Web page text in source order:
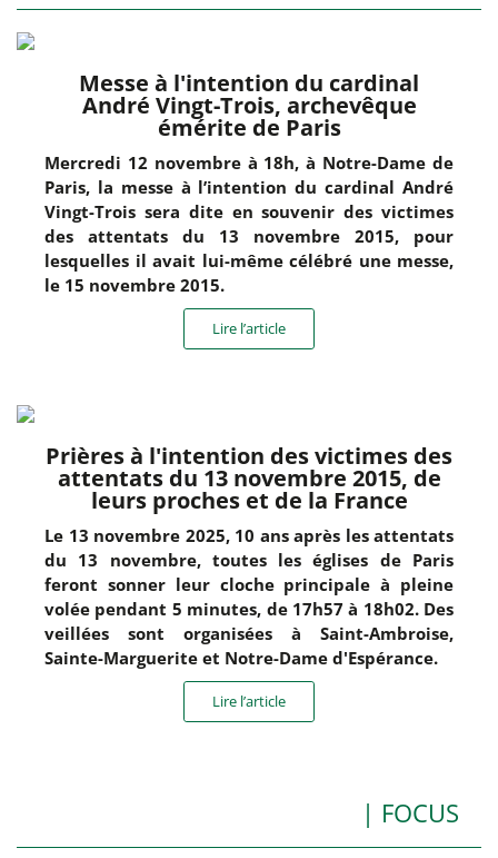
Messe à l'intention du cardinal
André Vingt-Trois, archevêque
émérite de Paris
Mercredi 12 novembre à 18h, à Notre-Dame de
Paris, la messe à l’intention du cardinal André
Vingt-Trois sera dite en souvenir des victimes
des attentats du 13 novembre 2015, pour
lesquelles il avait lui-même célébré une messe,
le 15 novembre 2015.
Lire l’article
Prières à l'intention des victimes des
attentats du 13 novembre 2015, de
leurs proches et de la France
Le 13 novembre 2025, 10 ans après les attentats
du 13 novembre, toutes les églises de Paris
feront sonner leur cloche principale à pleine
volée pendant 5 minutes, de 17h57 à 18h02. Des
veillées sont organisées à Saint-Ambroise,
Sainte-Marguerite et Notre-Dame d'Espérance.
Lire l’article
| FOCUS